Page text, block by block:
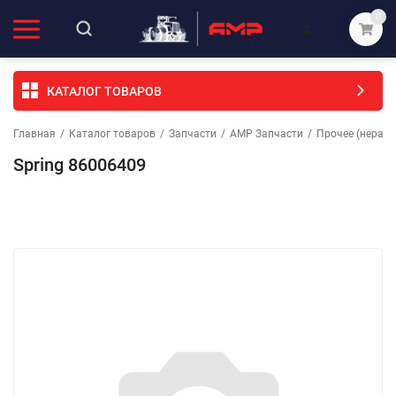
0
КАТАЛОГ ТОВАРОВ
Главная / Каталог товаров / Запчасти / АМР Запчасти / Прочее
Spring 86006409